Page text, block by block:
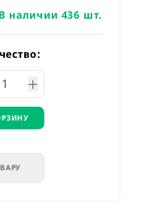
В наличии 436 шт.